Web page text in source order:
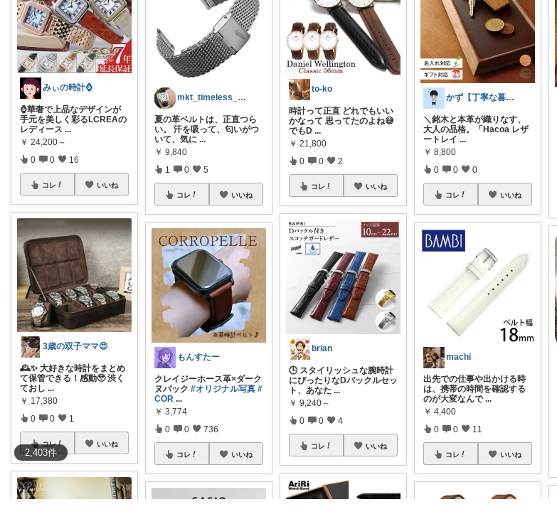
2,403件
みぃの時計⌚
⌚華奢で上品なデザインが
手元を美しく彩るLCREAの
レディース ...
￥ 24,200～
0 0 16
コレ いいね
3歳の双子ママ😍
🕰️✨ 大好きな時計をまとめ
て保管できる！感動🥹 渋く
ておし ...
￥ 17,380
0 0 1
コレ いいね
mkt_timeless_watch
夏の革ベルトは、正直つら
い。 汗を吸って、匂いがつ
いて、気に ...
￥ 9,840
1 0 5
コレ いいね
もんすたー
クレイジーホース革×ダーク
ヌバック#オリジナル写真 #
COR ...
￥ 3,774
0 0 736
コレ いいね
to-ko
時計って正直 どれでもいい
かなって 思ってたのよね😅
でもD ...
￥ 21,800
0 0 2
コレ いいね
brian
🕒 スタイリッシュな腕時計
にぴったりなDバックルセッ
ト、あなた ...
￥ 9,240～
0 0 4
コレ いいね
かず【丁寧な暮らし&インテリア】
＼銘木と本革が織りなす、
大人の品格。「Hacoa レザ
ートレイ ...
￥ 8,800
0 0 0
コレ いいね
machi
出先での仕事や出かける時
は、携帯の時間を確認する
のが大変なんで ...
￥ 4,400
0 0 11
コレ いいね